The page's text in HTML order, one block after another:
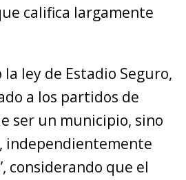
califica largamente
ley de Estadio Seguro,
a los partidos de
ser un municipio, sino
independientemente
considerando que el